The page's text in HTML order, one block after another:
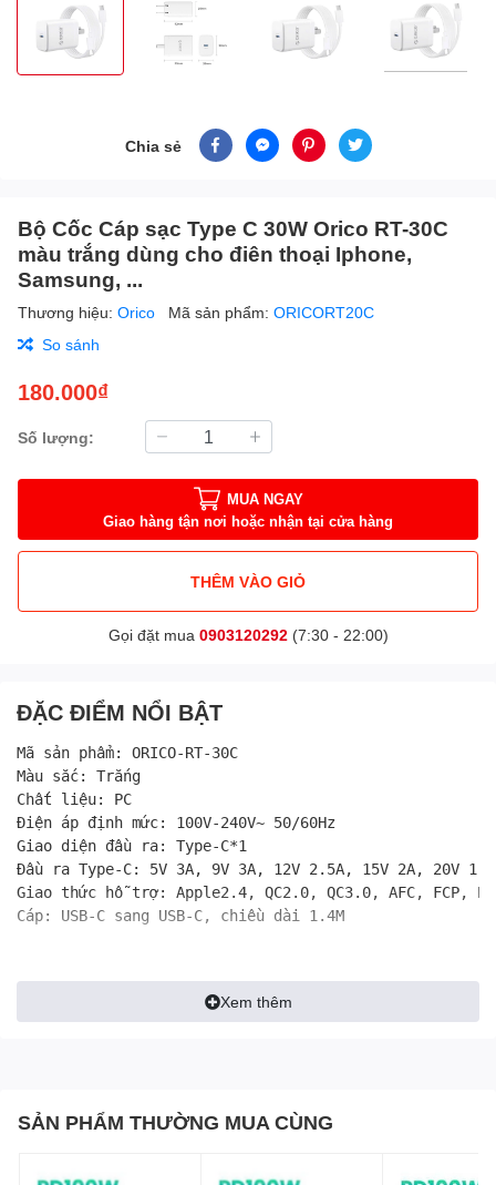
Chia sẻ
Bộ Cốc Cáp sạc Type C 30W Orico RT-30C
màu trắng dùng cho điên thoại Iphone,
Samsung, ...
Thương hiệu: Orico Mã sản phẩm: ORICORT20C
So sánh
180.000₫
Số lượng:
MUA NGAY
Giao hàng tận nơi hoặc nhận tại cửa hàng
THÊM VÀO GIỎ
Gọi đặt mua 0903120292(7:30 - 22:00)
ĐẶC ĐIỂM NỔI BẬT
Mã sản phẩm: ORICO-RT-30C
Màu sắc: Trắng
Chất liệu: PC
Điện áp định mức: 100V-240V~ 50/60Hz
Giao diện đầu ra: Type-C*1
Đầu ra Type-C: 5V 3A, 9V 3A, 12V 2.5A, 15V 2A, 20V
Giao thức hỗ trợ: Apple2.4, QC2.0, QC3.0, AFC, FCP,
Cáp: USB-C sang USB-C, chiều dài 1.4M
Xem thêm
SẢN PHẨM THƯỜNG MUA CÙNG